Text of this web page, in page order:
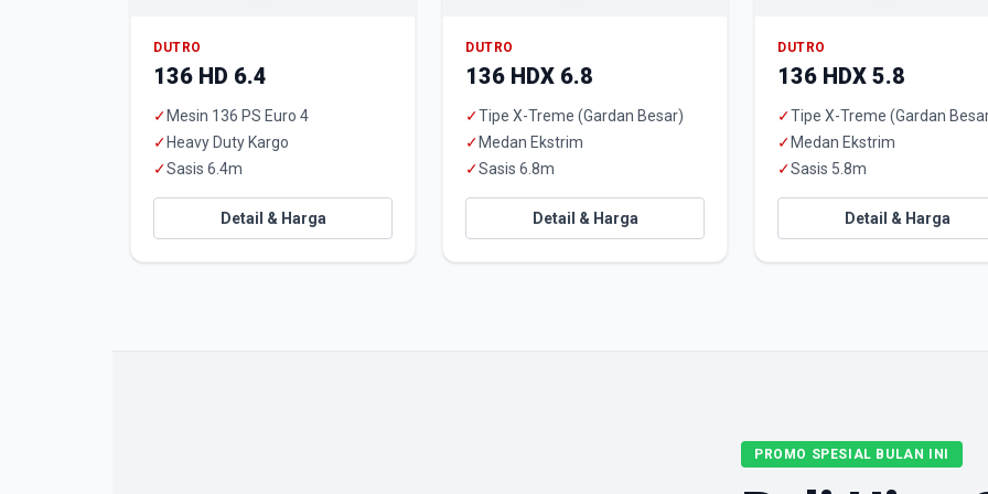
DUTRO
136 HD 6.4
✓ Mesin 136 PS Euro 4
✓ Heavy Duty Kargo
✓Sasis 6.4m
Detail & Harga
DUTRO
136 HDX 6.8
✓Tipe X-Treme (Gardan Besar)
✓ Medan Ekstrim
✓Sasis 6.8m
Detail & Harga
DUTRO
136 HDX 5.8
✓Tipe X-Treme (Gardan
✓ Medan Ekstrim
✓Sasis 5.8m
Detail & Harga
PROMO SPESIAL BULAN INI